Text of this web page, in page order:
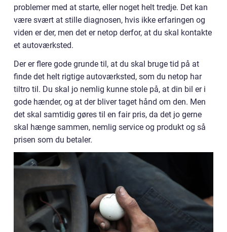
problemer med at starte, eller noget helt tredje. Det kan
være svært at stille diagnosen, hvis ikke erfaringen og
viden er der, men det er netop derfor, at du skal kontakte
et autoværksted.
Der er flere gode grunde til, at du skal bruge tid på at
finde det helt rigtige autoværksted, som du netop har
tiltro til. Du skal jo nemlig kunne stole på, at din bil er i
gode hænder, og at der bliver taget hånd om den. Men
det skal samtidig gøres til en fair pris, da det jo gerne
skal hænge sammen, nemlig service og produkt og så
prisen som du betaler.